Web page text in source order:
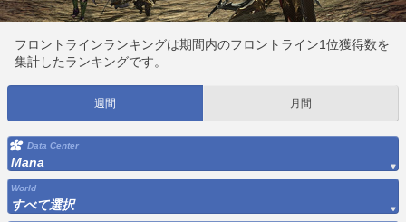
フロントラインランキングは期間内のフロントライン1位獲得数を
集計したランキングです。
週間 月間
Data Center
Mana
World
すべて選択